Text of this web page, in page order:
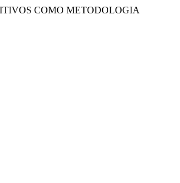
COMO METODOLOGIA